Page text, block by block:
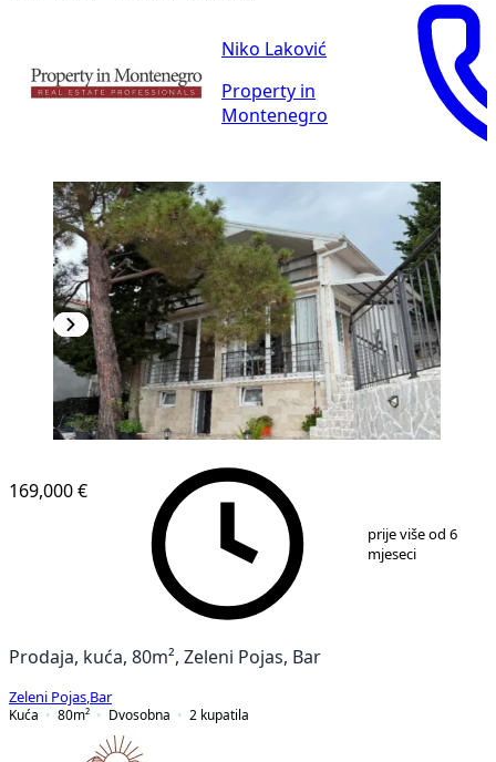
Niko Laković
Property in
Montenegro
1 14
169,000 €
prije više od 6
mjeseci
Prodaja, kuća, 80m², Zeleni Pojas, Bar
Zeleni Pojas Bar
Kuća
80m² Dvosobna 2 kupatila